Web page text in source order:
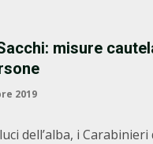
misure
2019
dell’alba, i Carabinieri